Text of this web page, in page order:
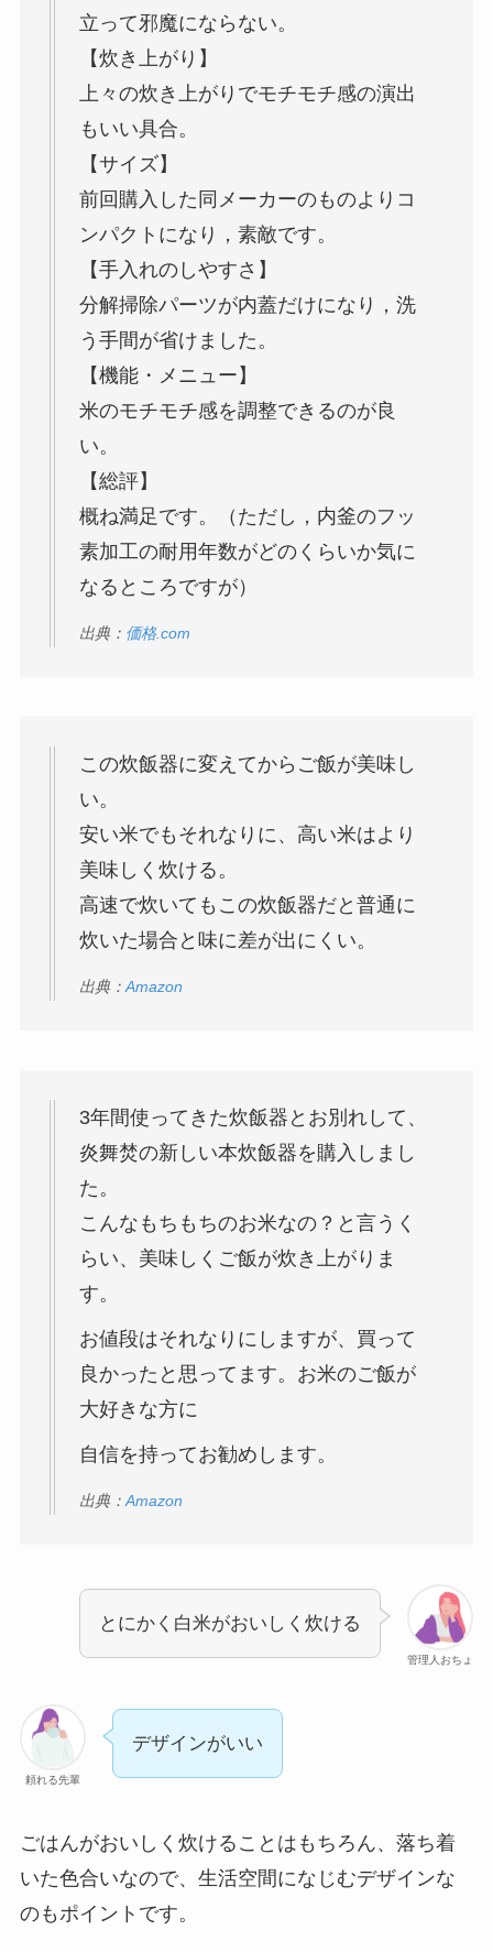
立って邪魔にならない。
【炊き上がり】
上々の炊き上がりでモチモチ感の演出
もいい具合。
【サイズ】
前回購入した同メーカーのものよりコ
ンパクトになり，素敵です。
【手入れのしやすさ】
分解掃除パーツが内蓋だけになり，洗
う手間が省けました。
【機能・メニュー】
米のモチモチ感を調整できるのが良
い。
【総評】
概ね満足です。（ただし，内釜のフッ
素加工の耐用年数がどのくらいか気に
なるところですが）
出典： 価格.com
この炊飯器に変えてからご飯が美味し
い。
安い米でもそれなりに、高い米はより
美味しく炊ける。
高速で炊いてもこの炊飯器だと普通に
炊いた場合と味に差が出にくい。
出典： Amazon
3年間使ってきた炊飯器とお別れして、
炎舞焚の新しい本炊飯器を購入しまし
た。
こんなもちもちのお米なの？と言うく
らい、美味しくご飯が炊き上がりま
す。
お値段はそれなりにしますが、買って
良かったと思ってます。お米のご飯が
大好きな方に
自信を持ってお勧めします。
出典： Amazon
管理人おちょ
とにかく白米がおいしく炊ける
頼れる先輩
デザインがいい
ごはんがおいしく炊けることはもちろん、落ち着
いた色合いなので、生活空間になじむデザインな
のもポイントです。